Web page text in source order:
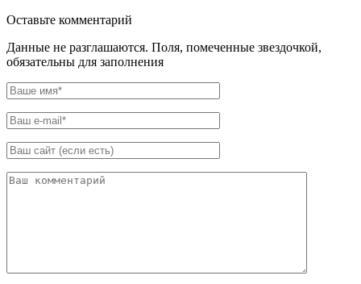
Оставьте комментарий
Данные не разглашаются. Поля, помеченные звездочкой,
обязательны для заполнения